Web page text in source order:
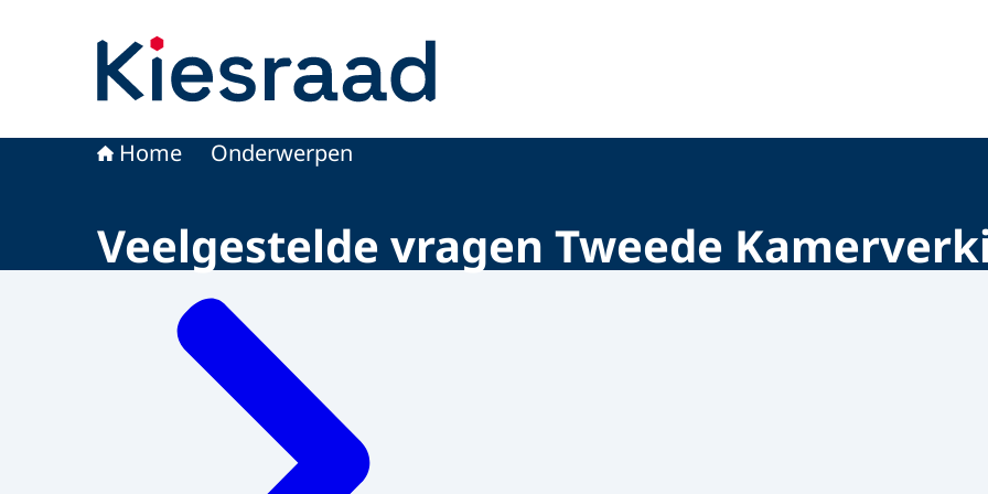
Home Onderwerpen
Veelgestelde vragen Tweede